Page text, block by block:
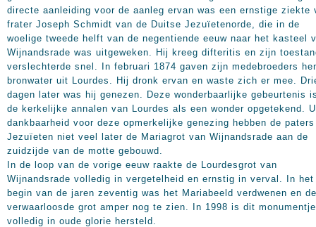
directe aanleiding voor de aanleg ervan was een ernstige ziekte
frater Joseph Schmidt van de Duitse Jezuïetenorde, die in de
woelige tweede helft van de negentiende eeuw naar het kasteel
Wijnandsrade was uitgeweken. Hij kreeg difteritis en zijn
verslechterde snel. In februari 1874 gaven zijn medebroeders
bronwater uit Lourdes. Hij dronk ervan en waste zich er mee.
dagen later was hij genezen. Deze wonderbaarlijke gebeurtenis
de kerkelijke annalen van Lourdes als een wonder opgetekend.
dankbaarheid voor deze opmerkelijke genezing hebben de paters
Jezuïeten niet veel later de Mariagrot van Wijnandsrade aan de
zuidzijde van de motte gebouwd.
In de loop van de vorige eeuw raakte de Lourdesgrot van
Wijnandsrade volledig in vergetelheid en ernstig in verval. In het
begin van de jaren zeventig was het Mariabeeld verdwenen en de
verwaarloosde grot amper nog te zien. In 1998 is dit monumentje
volledig in oude glorie hersteld.